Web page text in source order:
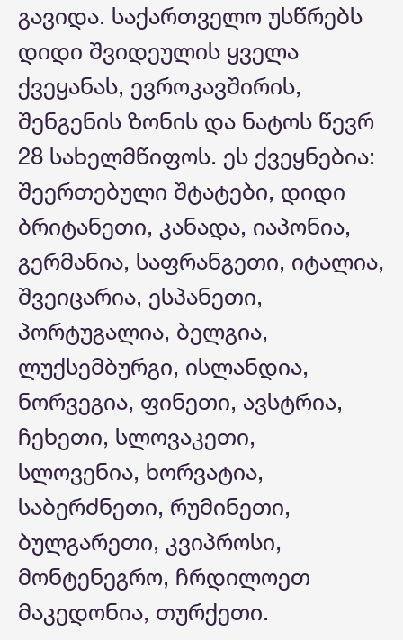
გავიდა. საქართველო უსწრებს
დიდი შვიდეულის ყველა
ქვეყანას, ევროკავშირის,
შენგენის ზონის და ნატოს წევრ
28 სახელმწიფოს. ეს ქვეყნებია:
შეერთებული შტატები, დიდი
ბრიტანეთი, კანადა, იაპონია,
გერმანია, საფრანგეთი, იტალია,
შვეიცარია, ესპანეთი,
პორტუგალია, ბელგია,
ლუქსემბურგი, ისლანდია,
ნორვეგია, ფინეთი, ავსტრია,
ჩეხეთი, სლოვაკეთი,
სლოვენია, ხორვატია,
საბერძნეთი, რუმინეთი,
ბულგარეთი, კვიპროსი,
მონტენეგრო, ჩრდილოეთ
მაკედონია, თურქეთი.